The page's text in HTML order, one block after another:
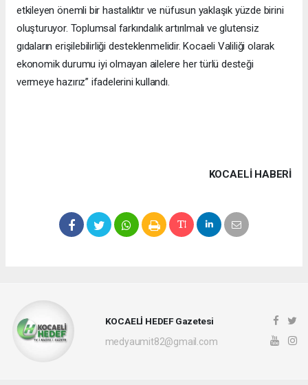
etkileyen önemli bir hastalıktır ve nüfusun yaklaşık yüzde birini
oluşturuyor. Toplumsal farkındalık artırılmalı ve glutensiz
gıdaların erişilebilirliği desteklenmelidir. Kocaeli Valiliği olarak
ekonomik durumu iyi olmayan ailelere her türlü desteği
vermeye hazırız” ifadelerini kullandı.
KOCAELI HABERİ
KOCAELİ HEDEF Gazetesi
medyaumit82@gmail.com